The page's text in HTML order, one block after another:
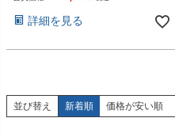
詳細を見る
並び替え 新着順 価格が安い順